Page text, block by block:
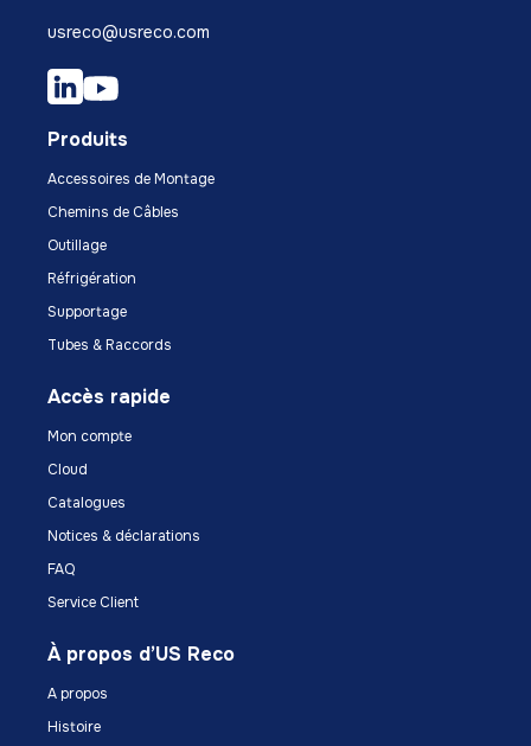
usreco@usreco.com
Produits
Accessoires de Montage
Chemins de Câbles
Outillage
Réfrigération
Supportage
Tubes & Raccords
Accès rapide
Mon compte
Cloud
Catalogues
Notices & déclarations
FAQ
Service Client
À propos d’US Reco
A propos
Histoire